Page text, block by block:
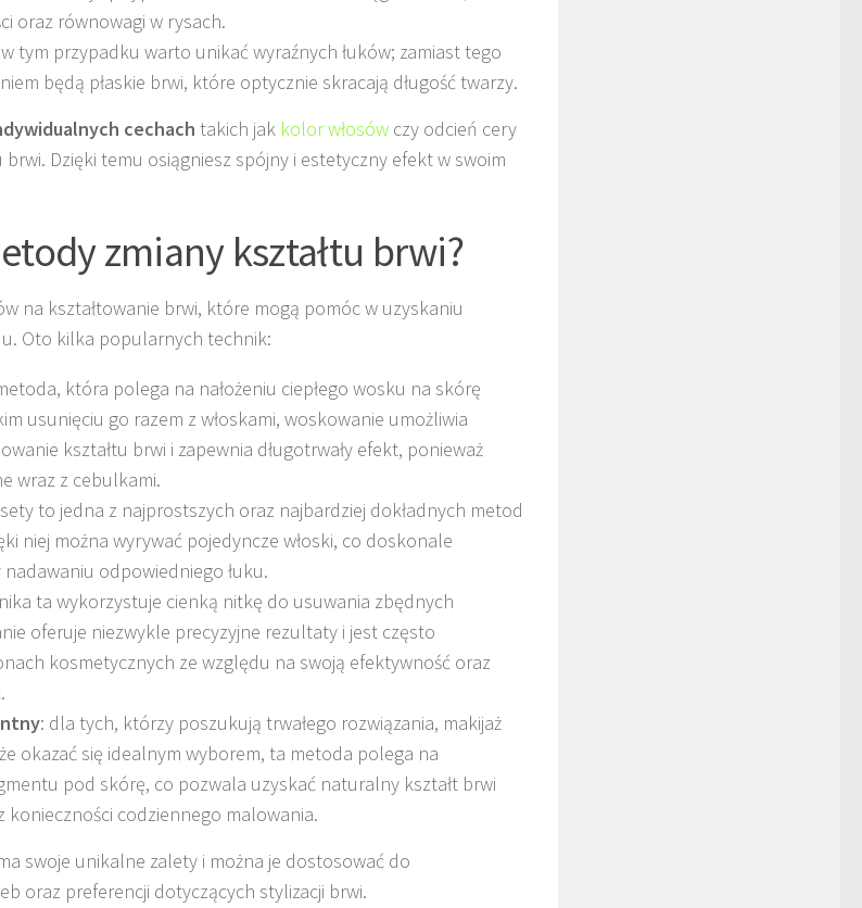
oraz równowagi w rysach.
tym przypadku warto unikać wyraźnych łuków; zamiast tego
będą płaskie brwi, które optycznie skracają długość twarzy.
cechach takich jak kolor włosów czy odcień cery
brwi. Dzięki temu osiągniesz spójny i estetyczny efekt w swoim
zmiany kształtu brwi?
na kształtowanie brwi, które mogą pomóc w uzyskaniu
Oto kilka popularnych technik:
która polega na nałożeniu ciepłego wosku na skórę
usunięciu go razem z włoskami, woskowanie umożliwia
kształtu brwi i zapewnia długotrwały efekt, ponieważ
wraz z cebulkami.
to jedna z najprostszych oraz najbardziej dokładnych metod
niej można wyrywać pojedyncze włoski, co doskonale
odpowiedniego łuku.
ta wykorzystuje cienką nitkę do usuwania zbędnych
oferuje niezwykle precyzyjne rezultaty i jest często
kosmetycznych ze względu na swoją efektywność oraz
: dla tych, którzy poszukują trwałego rozwiązania, makijaż
okazać się idealnym wyborem, ta metoda polega na
pod skórę, co pozwala uzyskać naturalny kształt brwi
konieczności codziennego malowania.
swoje unikalne zalety i można je dostosować do
oraz preferencji dotyczących stylizacji brwi.